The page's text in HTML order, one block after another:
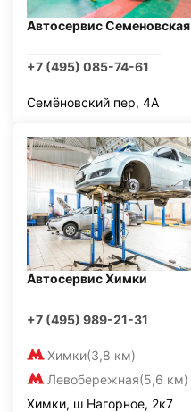
Автосервис Семеновская
+7 (495) 085-74-61
Семёновский пер, 4А
Автосервис Химки
+7 (495) 989-21-31
Химки(3,8 км)
Левобережная(5,6 км)
Химки, ш Нагорное, 2к7